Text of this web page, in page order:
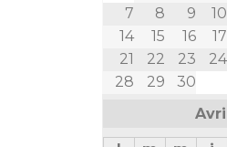
7
8 9 10
14
15 16 17
21
22 23 24
28
29 30